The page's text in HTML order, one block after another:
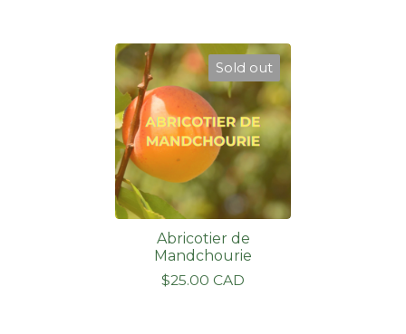
Sold out
Abricotier de
Mandchourie
$25.00 CAD